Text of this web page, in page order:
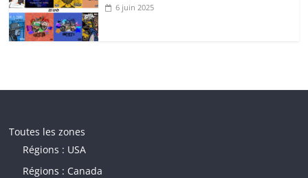
6 juin 2025
Toutes les zones
Régions : USA
Régions : Canada